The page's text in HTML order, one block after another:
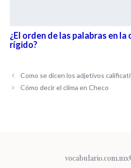
¿El orden de las palabras en
rígido?
Como se dicen los adjetivos
Cómo decir el clima en Checo